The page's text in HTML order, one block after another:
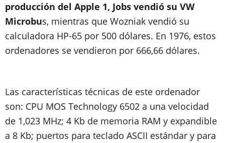
producción del Apple 1, Jobs vendió su VW
Microbus, mientras que Wozniak vendió su
calculadora HP-65 por 500 dólares. En 1976, estos
ordenadores se vendieron por 666,66 dólares.
Las características técnicas de este ordenador
son: CPU MOS Technology 6502 a una velocidad
de 1,023 MHz; 4 Kb de memoria RAM y expandible
a 8 Kb; puertos para teclado ASCII estándar y para